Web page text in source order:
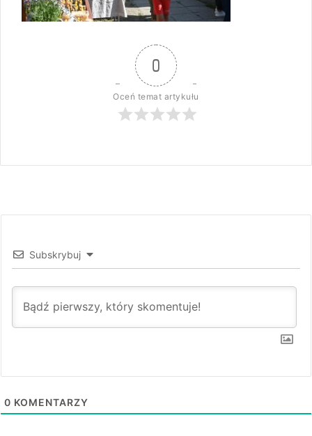
0
Oceń temat artykułu
Subskrybuj
0 KOMENTARZY